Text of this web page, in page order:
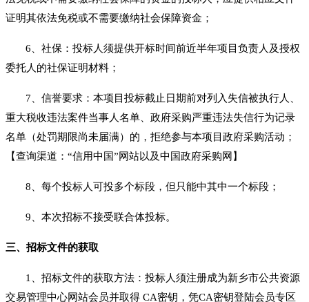
证明其依法免税或不需要缴纳社会保障资金；
6、社保：投标人须提供开标时间前近半年项目负责人及授权
委托人的社保证明材料；
7、信誉要求：本项目投标截止日期前对列入失信被执行人、
重大税收违法案件当事人名单、政府采购严重违法失信行为记录
名单（处罚期限尚未届满）的，拒绝参与本项目政府采购活动；
【查询渠道： “信用中国”网站以及中国政府采购网】
8 每个投标人可投多个标段，但只能中其中一个标段；
9、 本次招标不接受联合体投标。
三、招标文件的获取
1、招标文件的获取方法：投标人须注册成为新乡市公共资源
交易管理中心网站会员并取得 CA密钥，凭CA密钥登陆会员专区